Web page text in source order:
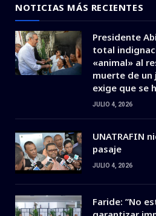
NOTICIAS MÁS RECIENTES
Presidente
total
«animal» al
muerte de un
exige que se
JULIO 4, 2026
UNATRAFIN
pasaje
JULIO 4, 2026
Faride: ”No